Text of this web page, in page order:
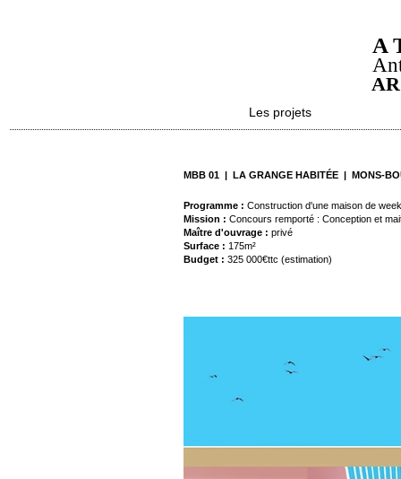
A
Les projets
MBB 01 | LA GRANGE HABITÉE | MONS-
Programme : Construction d'une maison de
Mission : Concours remporté : Conception et
Maître d'ouvrage : privé
Surface : 175m²
Budget : 325 000€ttc (estimation)